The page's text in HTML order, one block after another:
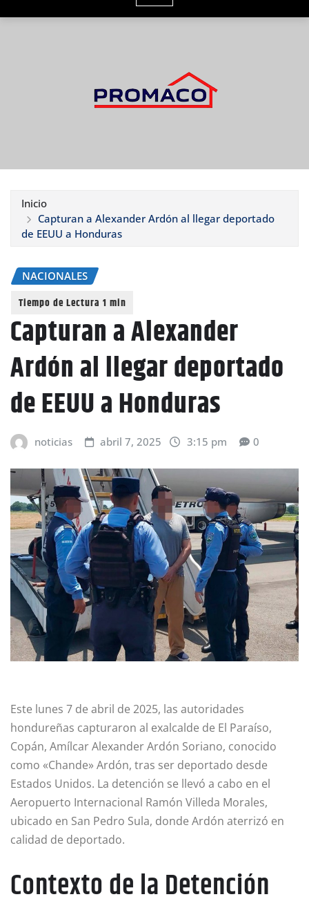
Inicio
Capturan a Alexander Ardón al llegar deportado
de EEUU a Honduras
NACIONALES
Capturan a Alexander
Ardón al llegar deportado
de EEUU a Honduras
noticias abril 7, 2025 3:15 pm 0
Este lunes 7 de abril de 2025, las autoridades
hondureñas capturaron al exalcalde de El Paraíso,
Copán, Amílcar Alexander Ardón Soriano, conocido
como «Chande» Ardón, tras ser deportado desde
Estados Unidos. La detención se llevó a cabo en el
Aeropuerto Internacional Ramón Villeda Morales,
ubicado en San Pedro Sula, donde Ardón aterrizó en
calidad de deportado.
Contexto de la Detención